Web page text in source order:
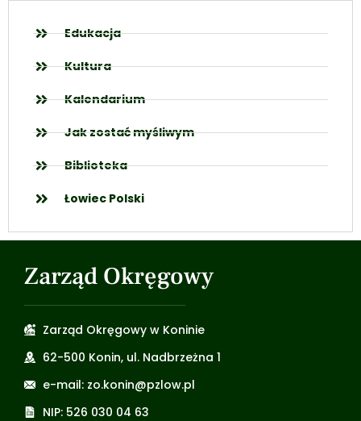
Edukacja
Kultura
Kalendarium
Jak zostać myśliwym
Biblioteka
Łowiec Polski
Zarząd Okręgowy
Zarząd Okręgowy w Koninie
62-500 Konin, ul. Nadbrzeżna 1
e-mail: zo.konin@pzlow.pl
NIP: 526 030 04 63